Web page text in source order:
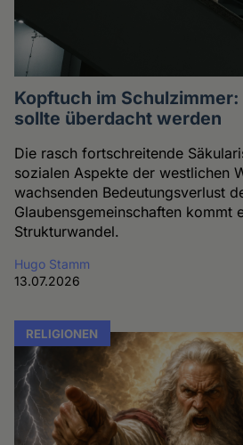
Kopftuch im
sollte überdacht werden
Die rasch fortschreitende
sozialen Aspekte der westlichen
wachsenden Bedeutungsverlust
Glaubensgemeinschaften kommt
Strukturwandel.
Hugo Stamm
13.07.2026
RELIGIONEN